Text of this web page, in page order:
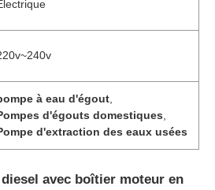
à eau d'égout
d'égouts domestiques
d'extraction des eaux usées
avec boîtier moteur en